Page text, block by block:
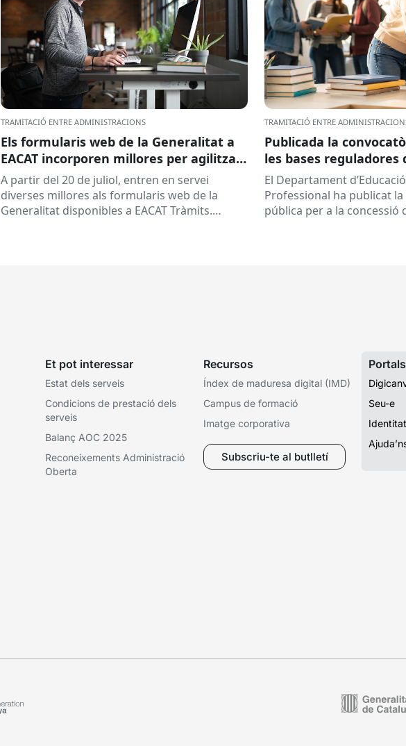
TRAMITACIÓ ENTRE ADMINISTRACIONS
Els formularis web de la Generalitat a
EACAT incorporen millores per agilitzar
la tramitació
A partir del 20 de juliol, entren en servei
diverses millores als formularis web de la
Generalitat disponibles a EACAT Tràmits.
TRAMITACIÓ ENTRE
Publicada la
les bases
la concessió de
educatius, per al
programes de
El Departament
Professional ha publicat
pública per a la concessió
Et pot interessar
Estat dels serveis
Condicions de prestació dels
serveis
Balanç AOC 2025
Reconeixements Administració
Oberta
Recursos
Índex de maduresa digital (IMD)
Campus de formació
Imatge corporativa
Subscriu-te al butlletí
Seu-e